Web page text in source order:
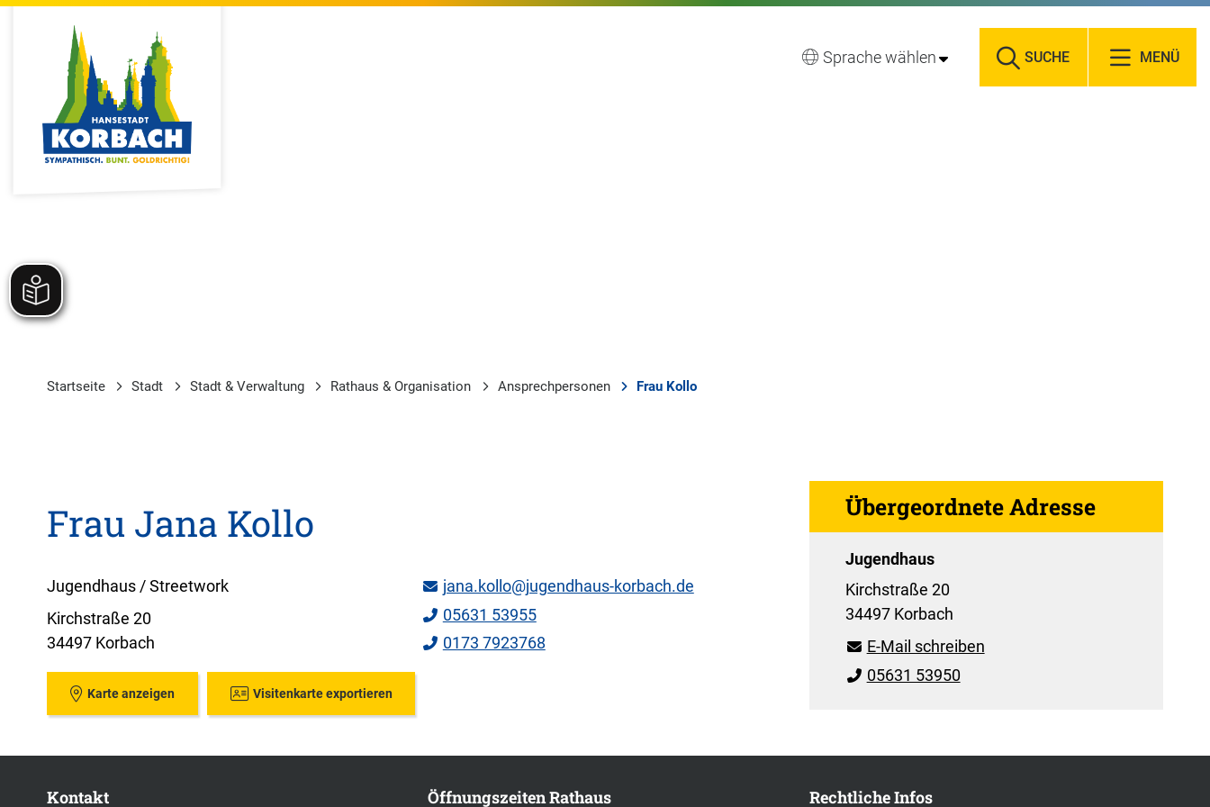
Sprache wählen SUCHE MENÜ
Startseite Stadt Stadt & Verwaltung Rathaus & Organisation Ansprechpersonen Frau Kollo
Frau Jana Kollo
Jugendhaus / Streetwork
Kirchstraße 20
34497 Korbach
jana.kollo@jugendhaus-korbach.de
05631 53955
0173 7923768
Karte anzeigen Visitenkarte exportieren
Übergeordnete Adresse
Jugendhaus
Kirchstraße 20
34497 Korbach
E-Mail schreiben
05631 53950
Kontakt Öffnungszeiten Rathaus Rechtliche Infos